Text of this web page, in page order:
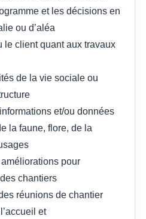
et les décisions en
ou d’aléa
le client quant aux travaux
de la vie sociale ou
et/ou données
la faune, flore, de la
pour
chantiers
réunions de chantier
et